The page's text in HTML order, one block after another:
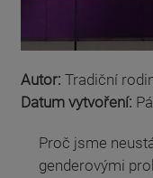
Autor: Tradiční
Datum vytvoření:
Proč jsme
genderovými